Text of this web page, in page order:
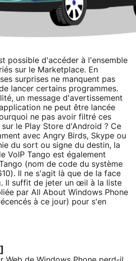
possible d'accéder à l'ensemble
sur le Marketplace. En
surprises ne manquent pas
lancer certains programmes.
un message d'avertissement
ne peut être lancée
ne pas avoir filtré ces
le Play Store d'Android ? Ce
avec Angry Birds, Skype ou
du sort ou signe du destin, la
VoIP Tango est également
(nom de code du système
Il ne s'agit là que de la face
Il suffit de jeter un œil à la liste
par All About Windows Phone
à ce jour) pour s'en